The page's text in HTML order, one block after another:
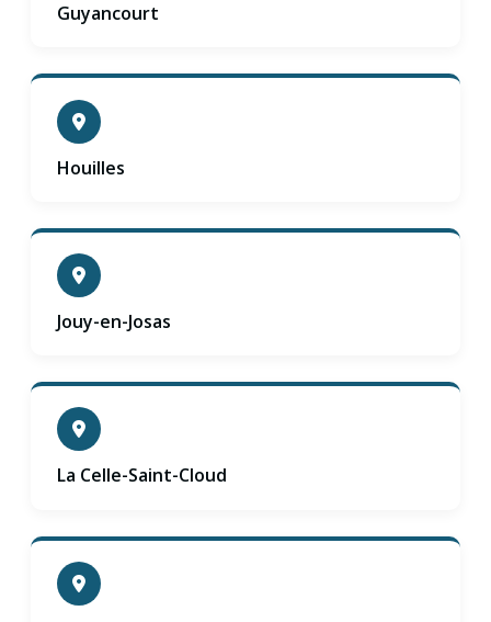
Guyancourt
Houilles
Jouy-en-Josas
La Celle-Saint-Cloud